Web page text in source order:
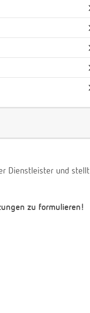
Dienstleister und stellt
zu formulieren!